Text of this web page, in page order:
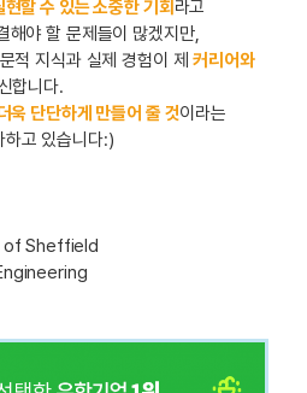
할 수 있는 소중한 기회 라고
해야 할 문제들이 많겠지만,
적 지식과 실제 경험이 제커리어와
합니다.
욱 단단하게 만들어 줄 것이라는
하고 있습니다:)
of Sheffield